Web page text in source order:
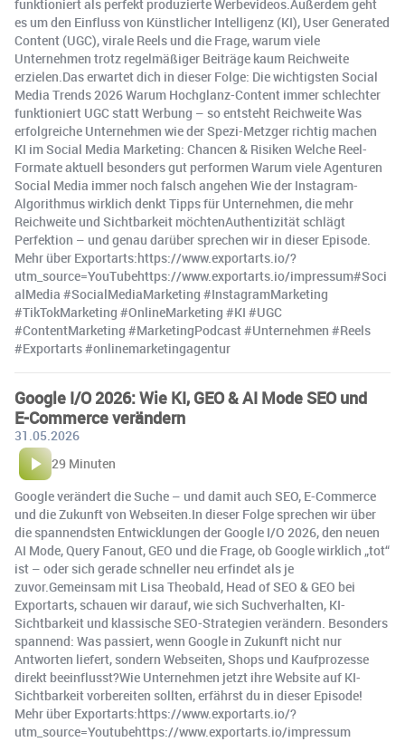
funktioniert als perfekt produzierte Werbevideos.Außerdem geht
es um den Einfluss von Künstlicher Intelligenz (KI), User Generated
Content (UGC), virale Reels und die Frage, warum viele
Unternehmen trotz regelmäßiger Beiträge kaum Reichweite
erzielen.Das erwartet dich in dieser Folge: Die wichtigsten Social
Media Trends 2026 Warum Hochglanz-Content immer schlechter
funktioniert UGC statt Werbung – so entsteht Reichweite Was
erfolgreiche Unternehmen wie der Spezi-Metzger richtig machen
KI im Social Media Marketing: Chancen & Risiken Welche Reel-
Formate aktuell besonders gut performen Warum viele Agenturen
Social Media immer noch falsch angehen Wie der Instagram-
Algorithmus wirklich denkt Tipps für Unternehmen, die mehr
Reichweite und Sichtbarkeit möchtenAuthentizität schlägt
Perfektion – und genau darüber sprechen wir in dieser Episode.
Mehr über Exportarts:https://www.exportarts.io/?
utm_source=YouTubehttps://www.exportarts.io/impressum#Soci
alMedia #SocialMediaMarketing #InstagramMarketing
#TikTokMarketing #OnlineMarketing #KI #UGC
#ContentMarketing #MarketingPodcast #Unternehmen #Reels
#Exportarts #onlinemarketingagentur
Google I/O 2026: Wie KI, GEO & AI Mode SEO und
E-Commerce verändern
31.05.2026
29 Minuten
Google verändert die Suche – und damit auch SEO, E-Commerce
und die Zukunft von Webseiten.In dieser Folge sprechen wir über
die spannendsten Entwicklungen der Google I/O 2026, den neuen
AI Mode, Query Fanout, GEO und die Frage, ob Google wirklich „tot“
ist – oder sich gerade schneller neu erfindet als je
zuvor.Gemeinsam mit Lisa Theobald, Head of SEO & GEO bei
Exportarts, schauen wir darauf, wie sich Suchverhalten, KI-
Sichtbarkeit und klassische SEO-Strategien verändern. Besonders
spannend: Was passiert, wenn Google in Zukunft nicht nur
Antworten liefert, sondern Webseiten, Shops und Kaufprozesse
direkt beeinflusst?Wie Unternehmen jetzt ihre Website auf KI-
Sichtbarkeit vorbereiten sollten, erfährst du in dieser Episode!
Mehr über Exportarts:https://www.exportarts.io/?
utm_source=Youtubehttps://www.exportarts.io/impressum